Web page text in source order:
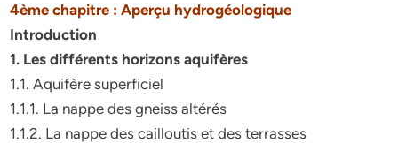
4ème chapitre : Aperçu hydrogéologique
Introduction
1. Les différents horizons aquifères
1.1. Aquifère superficiel
1.1.1. La nappe des gneiss altérés
1.1.2. La nappe des cailloutis et des terrasses